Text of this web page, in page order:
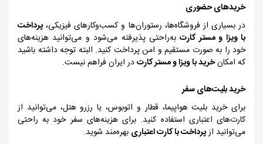
خریدهای حضوری
در بسیاری از فروشگاه‌ها، رستوران‌ها و کسب‌وکارهای فیزیکی، پرداخت
با ویزا و مستر کارتبه‌راحتی پذیرفته می‌شود و می‌توانید هزینه‌های
خود را به صورت مستقیم و امن پرداخت کنید. البته توجه داشته باشید
که امکانخرید با ویزا و مستر کارتدر ایران فراهم نیست.
خرید بلیت‌های سفر
برای خرید بلیت هواپیما، قطار و اتوبوس، یا رزرو هتل، می‌توانید از
کارت‌های اعتباری استفاده کنید. برای هزینه‌های سفر خود به راحتی
می‌توانید ازپرداخت با کارت اعتباری بهره‌مند شوید.